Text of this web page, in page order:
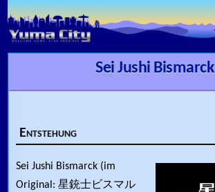
Skip to content
Sei Jushi Bismarck
Entstehung
Sei Jushi Bismarck (im
Original: 星銃士ビスマル